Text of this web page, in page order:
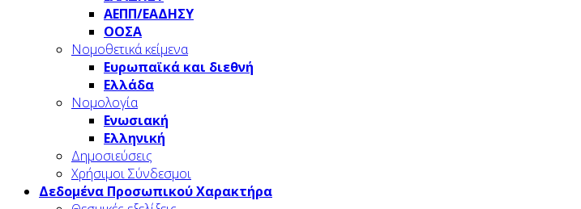
ΑΕΠΠ/ΕΑΔΗΣΥ
ΟΟΣΑ
Νομοθετικά κείμενα
Ευρωπαϊκά και διεθνή
Ελλάδα
Νομολογία
Ενωσιακή
Ελληνική
Δημοσιεύσεις
Χρήσιμοι Σύνδεσμοι
Δεδομένα Προσωπικού Χαρακτήρα